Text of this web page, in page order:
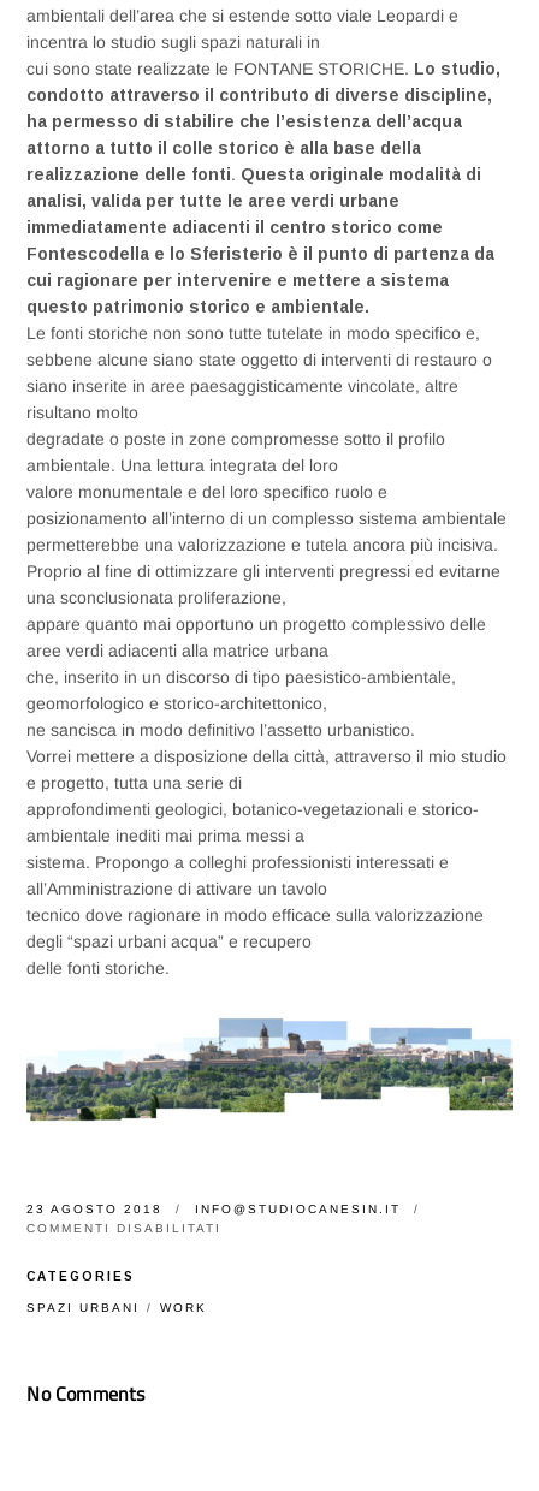
ambientali dell’area che si estende sotto viale Leopardi e
incentra lo studio sugli spazi naturali in
cui sono state realizzate le FONTANE STORICHE. Lo studio,
condotto attraverso il contributo di diverse discipline,
ha permesso di stabilire che l’esistenza dell’acqua
attorno a tutto il colle storico è alla base della
realizzazione delle fonti. Questa originale modalità di
analisi, valida per tutte le areeverdi urbane
immediatamente adiacenti il centro storico come
Fontescodella e lo Sferisterio è il punto di partenza da
cui ragionare per intervenire e mettere a sistema
questo patrimonio storico e ambientale.
Le fonti storiche non sono tutte tutelate in modo specifico e,
sebbene alcune siano state oggetto di interventi di restauro o
siano inserite in aree paesaggisticamente vincolate, altre
risultano molto
degradate o poste in zone compromesse sotto il profilo
ambientale. Una lettura integrata del loro
valore monumentale e del loro specifico ruolo e
posizionamento all’interno di un complesso sistema ambientale
permetterebbe una valorizzazione e tutela ancora più incisiva.
Proprio al fine di ottimizzare gli interventi pregressi ed evitarne
una sconclusionata proliferazione,
appare quanto mai opportuno un progetto complessivo delle
aree verdi adiacenti alla matrice urbana
che, inserito in un discorso di tipo paesistico-ambientale,
geomorfologico e storico-architettonico,
ne sancisca in modo definitivo l’assetto urbanistico.
Vorrei mettere a disposizione della città, attraverso il mio studio
e progetto, tutta una serie di
approfondimenti geologici, botanico-vegetazionali e storico-
ambientale inediti mai prima messi a
sistema. Propongo a colleghi professionisti interessati e
all’Amministrazione di attivare un tavolo
tecnico dove ragionare in modo efficace sulla valorizzazione
degli “spazi urbani acqua” e recupero
delle fonti storiche.
23 AGOSTO 2018
INFO@STUDIOCANESIN.IT
COMMENTI DISABILITATI
CATEGORIES
SPAZI URBANI WORK
No Comments